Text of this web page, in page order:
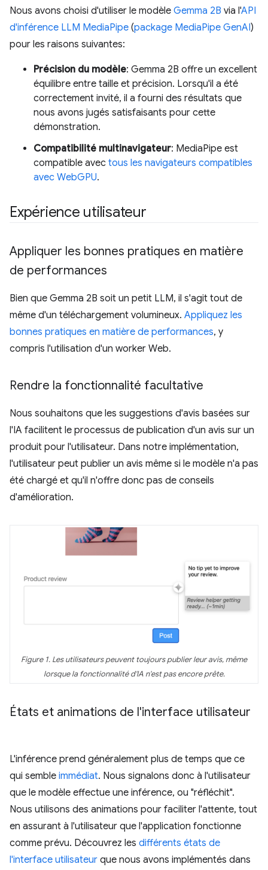
Nous avons choisi d'utiliser le modèle Gemma 2B via l'API
d'inférence LLM MediaPipe (package MediaPipe GenAI)
pour les raisons suivantes:
Précision du modèle: Gemma 2B offre un excellent
équilibre entre taille et précision. Lorsqu'il a été
correctement invité, il a fourni des résultats que
nous avons jugés satisfaisants pour cette
démonstration.
Compatibilité multinavigateur: MediaPipe est
compatible avec tous les navigateurs compatibles
avec WebGPU.
Expérience utilisateur
Appliquer les bonnes pratiques en matière
de performances
Bien que Gemma 2B soit un petit LLM, il s'agit tout de
même d'un téléchargement volumineux. Appliquez les
bonnes pratiques en matière de performances, y
compris l'utilisation d'un worker Web.
Rendre la fonctionnalité facultative
Nous souhaitons que les suggestions d'avis basées sur
l'IA facilitent le processus de publication d'un avis sur un
produit pour l'utilisateur. Dans notre implémentation,
l'utilisateur peut publier un avis même si le modèle n'a pas
été chargé et qu'il n'offre donc pas de conseils
d'amélioration.
Figure 1. Les utilisateurs peuvent toujours publier leur avis, même
lorsque la fonctionnalité d'IA n'est pas encore prête.
États et animations de l'interface utilisateur
L'inférence prend généralement plus de temps que ce
qui semble immédiat. Nous signalons donc à l'utilisateur
que le modèle effectue une inférence, ou "réfléchit".
Nous utilisons des animations pour faciliter l'attente, tout
en assurant à l'utilisateur que l'application fonctionne
comme prévu. Découvrez les différents états de
l'interface utilisateur que nous avons implémentés dans